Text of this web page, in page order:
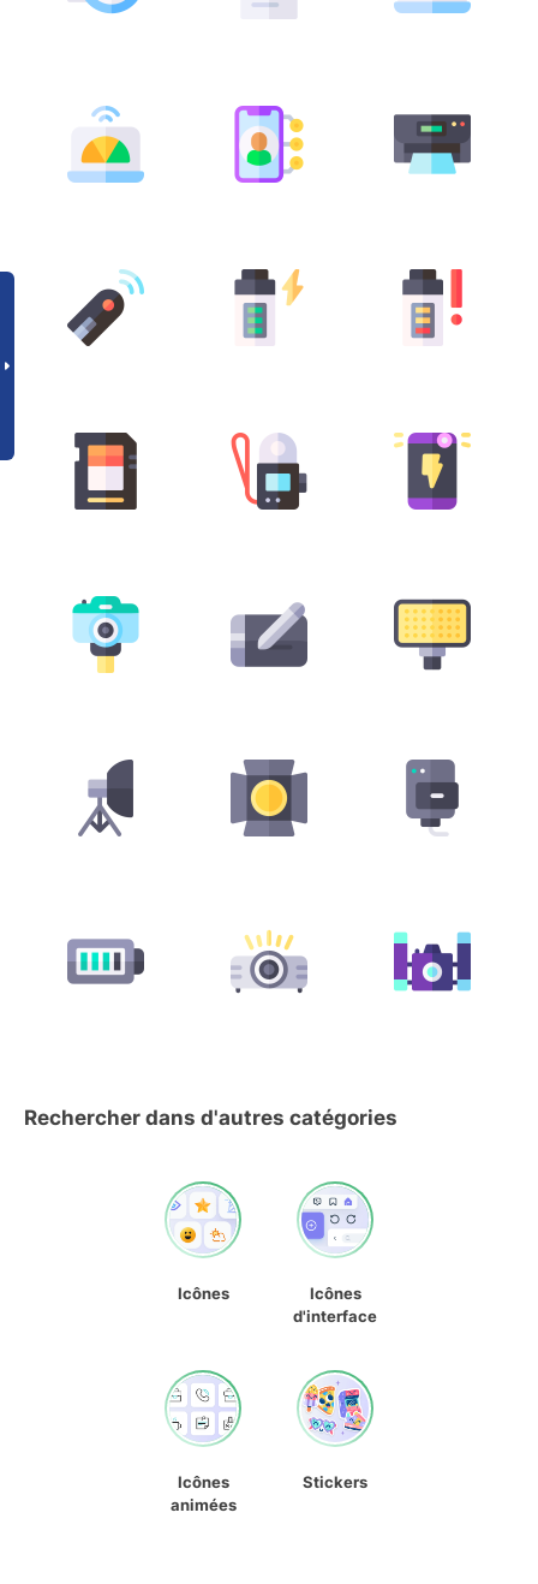
Rechercher dans d'autres catégories
Icônes
Icônes
d'interface
Icônes
animées
Stickers